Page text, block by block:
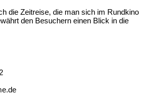
die Zeitreise, die man sich im Rundkino
den Besuchern einen Blick in die